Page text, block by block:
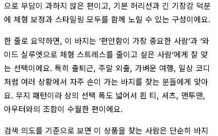
으로 부담이 과하지 않은 편이고, 기본 허리선과 긴 기장감 덕분
에 체형 보정과 스타일링 모두를 함께 노릴 수 있는 구성이에요.
한 줄로 요약하면, 이 바지는 ‘편안함이 가장 중요한 사람’과 ‘와
이드 실루엣으로 체형 스트레스를 줄이고 싶은 사람’에게 잘 맞
는 선택이에요. 특히 출퇴근, 주말 외출, 가벼운 여행, 일상 코디
처럼 여러 상황에서 자주 손이 가는 바지를 찾는 분들에게 맞아
요. 무지 패턴이라 상의 선택 폭도 넓어서 흰 티, 셔츠, 맨투맨,
아우터와의 조합이 수월한 편이에요.
검색 의도를 기준으로 보면 이 상품을 찾는 사람은 단순히 바지